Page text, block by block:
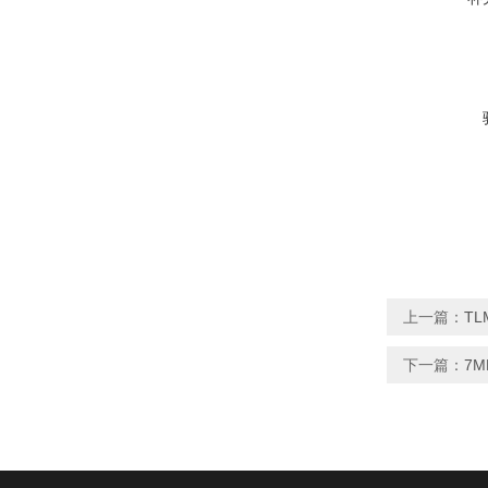
上一篇：
下一篇：